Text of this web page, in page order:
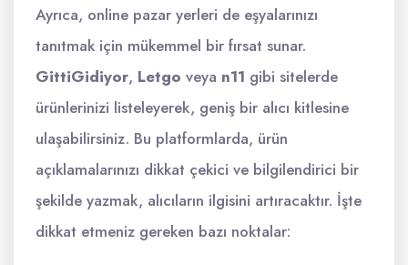
Ayrıca, online pazar yerleri de eşyalarınızı
tanıtmak için mükemmel bir fırsat sunar.
GittiGidiyor, Letgo veya n11 gibi sitelerde
ürünlerinizi listeleyerek, geniş bir alıcı kitlesine
ulaşabilirsiniz. Bu platformlarda, ürün
açıklamalarınızı dikkat çekici ve bilgilendirici bir
şekilde yazmak, alıcıların ilgisini artıracaktır. İşte
dikkat etmeniz gereken bazı noktalar: